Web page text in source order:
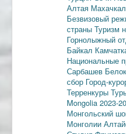
Алтая
Безвизовый
страны Туризм
Горнолыжный
Байкал
Национальные
Сарбашев
сбор Город-
Терренкуры
Mongolia 2023-
Монгольский
Монголии